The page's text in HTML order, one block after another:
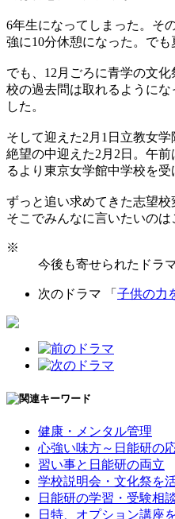
6年生になってしまった。そ
強に10分休憩になった。で
でも、12月ごろに青学の文
校の過去問は取れるように
した。
そして迎えた2月1日立教女
絶望の中迎えた2月2日。午
るより東京女学館中学校を
ずっと追い求めてきた志望
そこでみんなに言いたいの
※
今後も寄せられたドラ
次のドラマ 「 子供の力
健康・メンタル管理
心強い味方～日能研の
習い事と日能研の両立
学校説明会・文化祭を
日能研の学習・受験相
日特、オプション講座